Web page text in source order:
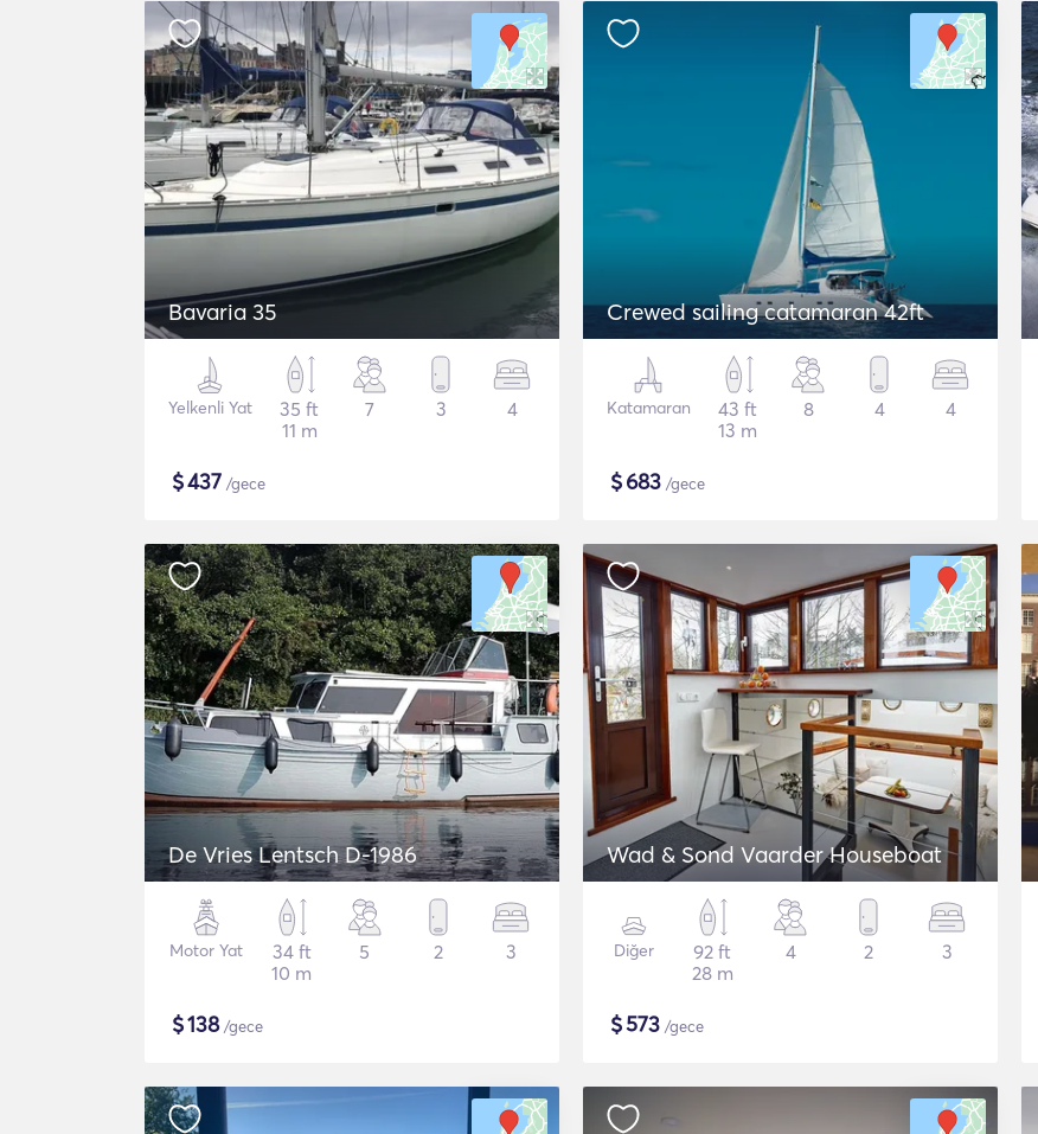
Bavaria 35
Yelkenli Yat
35 ft
11 m
7 3 4
$437 /gece
Crewed sailing catamaran 42ft
Katamaran
43 ft
13 m
8 4 4
$683 /gece
De Vries Lentsch D-1986
Motor Yat
34 ft
10 m
5 2 3
$138/gece
Wad & Sond Vaarder Houseboat
Diğer
92 ft
28 m
4 2 3
$573 /gece